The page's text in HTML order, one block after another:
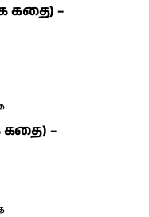
கதை) –
கதை) –